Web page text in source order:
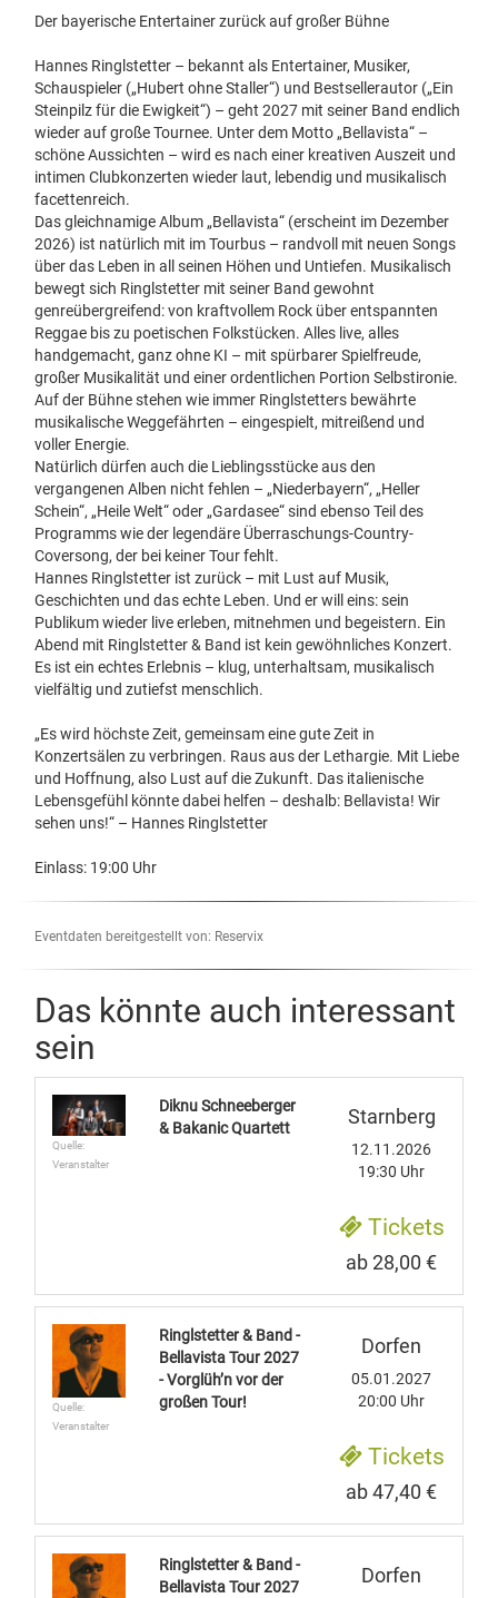
Der bayerische Entertainer zurück auf großer Bühne
Hannes Ringlstetter – bekannt als Entertainer, Musiker,
Schauspieler („Hubert ohne Staller“) und Bestsellerautor („Ein
Steinpilz für die Ewigkeit“) – geht 2027 mit seiner Band endlich
wieder auf große Tournee. Unter dem Motto „Bellavista“ –
schöne Aussichten – wird es nach einer kreativen Auszeit und
intimen Clubkonzerten wieder laut, lebendig und musikalisch
facettenreich.
Das gleichnamige Album „Bellavista“ (erscheint im Dezember
2026) ist natürlich mit im Tourbus – randvoll mit neuen Songs
über das Leben in all seinen Höhen und Untiefen. Musikalisch
bewegt sich Ringlstetter mit seiner Band gewohnt
genreübergreifend: von kraftvollem Rock über entspannten
Reggae bis zu poetischen Folkstücken. Alles live, alles
handgemacht, ganz ohne KI – mit spürbarer Spielfreude,
großer Musikalität und einer ordentlichen Portion Selbstironie.
Auf der Bühne stehen wie immer Ringlstetters bewährte
musikalische Weggefährten – eingespielt, mitreißend und
voller Energie.
Natürlich dürfen auch die Lieblingsstücke aus den
vergangenen Alben nicht fehlen – „Niederbayern“, „Heller
Schein“, „Heile Welt“ oder „Gardasee“ sind ebenso Teil des
Programms wie der legendäre Überraschungs-Country-
Coversong, der bei keiner Tour fehlt.
Hannes Ringlstetter ist zurück – mit Lust auf Musik,
Geschichten und das echte Leben. Und er will eins: sein
Publikum wieder live erleben, mitnehmen und begeistern. Ein
Abend mit Ringlstetter & Band ist kein gewöhnliches Konzert.
Es ist ein echtes Erlebnis – klug, unterhaltsam, musikalisch
vielfältig und zutiefst menschlich.
„Es wird höchste Zeit, gemeinsam eine gute Zeit in
Konzertsälen zu verbringen. Raus aus der Lethargie. Mit Liebe
und Hoffnung, also Lust auf die Zukunft. Das italienische
Lebensgefühl könnte dabei helfen – deshalb: Bellavista! Wir
sehen uns!“ – Hannes Ringlstetter
Einlass: 19:00 Uhr
Eventdaten bereitgestellt von: Reservix
Das könnte auch interessant
sein
Quelle:
Veranstalter
Diknu Schneeberger
& Bakanic Quartett
Starnberg
12.11.2026
19:30 Uhr
Tickets
ab 28,00 €
Quelle:
Veranstalter
Ringlstetter & Band -
Bellavista Tour 2027
- Vorglüh’n vor der
großen Tour!
Dorfen
05.01.2027
20:00 Uhr
Tickets
ab 47,40 €
Ringlstetter & Band -
Bellavista Tour 2027
Dorfen